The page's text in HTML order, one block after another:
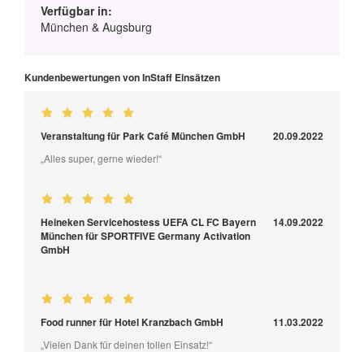
Verfügbar in:
München & Augsburg
Kundenbewertungen von InStaff Einsätzen
Veranstaltung für Park Café München GmbH 20.09.2022
„Alles super, gerne wieder!“
Heineken Servicehostess UEFA CL FC Bayern
München für SPORTFIVE Germany Activation
GmbH
14.09.2022
Food runner für Hotel Kranzbach GmbH 11.03.2022
„Vielen Dank für deinen tollen Einsatz!“